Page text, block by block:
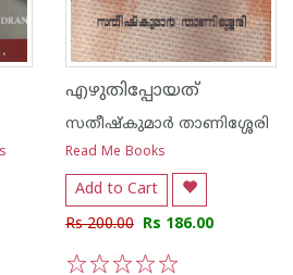
എഴുതിപ്പോയത്
സതീഷ്കുമാര്‍ താണിശ്ശേരി
Read Me Books
Add to Cart
Rs 200.00 Rs 186.00